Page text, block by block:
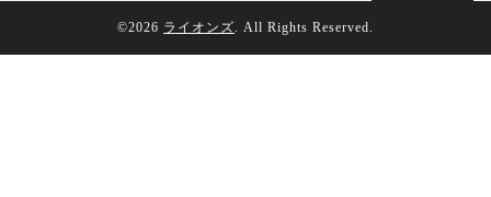
©2026 ライオンズ. All Rights Reserved.